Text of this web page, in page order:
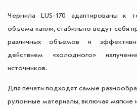
Чернила LUS-170 адаптированы к
объема капли, стабильно ведут себя
различных объемов и
действием «холодного»
источников.
Для печати подходят самые
рулонные материалы, включая мягкие